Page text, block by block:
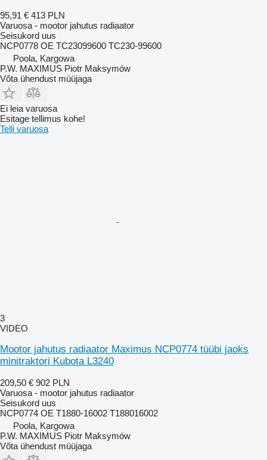
95,91 € 413 PLN
Varuosa - mootor jahutus radiaator
Seisukord uus
NCP0778 OE TC23099600 TC230-99600
Poola, Kargowa
P.W. MAXIMUS Piotr Maksymów
Võta ühendust müüjaga
Ei leia varuosa
Esitage tellimus kohe!
Telli varuosa
3
VIDEO
Mootor jahutus radiaator Maximus NCP0774 tüübi jaoks
minitraktori Kubota L3240
209,50 € 902 PLN
Varuosa - mootor jahutus radiaator
Seisukord uus
NCP0774 OE T1880-16002 T188016002
Poola, Kargowa
P.W. MAXIMUS Piotr Maksymów
Võta ühendust müüjaga